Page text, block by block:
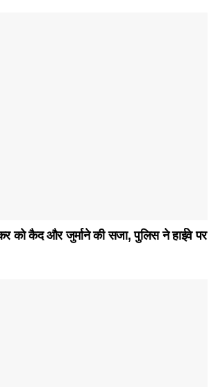
काे कैद और जुर्माने की सजा, पुलिस ने हाईवे पर